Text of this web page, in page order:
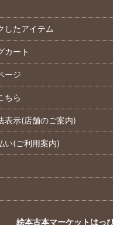
したアイテム
カート
ージ
ちら
表示(店舗のご案内)
い(ご利用案内)
絵本古本マーケットはっ